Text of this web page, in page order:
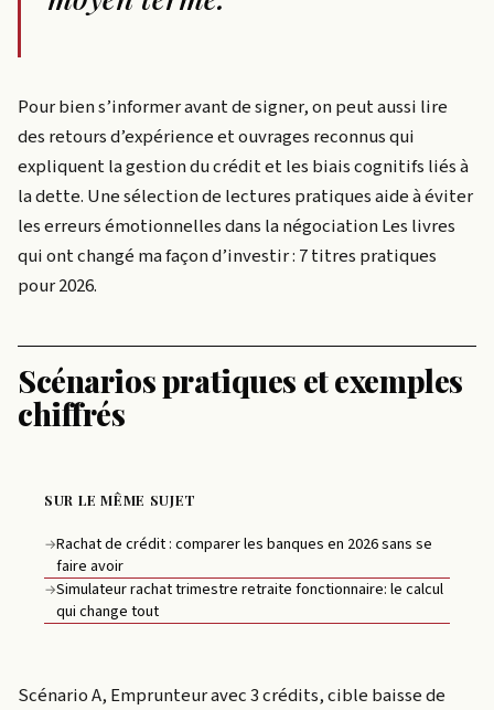
Pour bien s’informer avant de signer, on peut aussi lire
des retours d’expérience et ouvrages reconnus qui
expliquent la gestion du crédit et les biais cognitifs liés à
la dette. Une sélection de lectures pratiques aide à éviter
les erreurs émotionnelles dans la négociation Les livres
qui ont changé ma façon d’investir : 7 titres pratiques
pour 2026.
Scénarios pratiques et exemples
chiffrés
SUR LE MÊME SUJET
→Rachat de crédit : comparer les banques en 2026 sans se
faire avoir
→Simulateur rachat trimestre retraite fonctionnaire: le calcul
qui change tout
Scénario A, Emprunteur avec 3 crédits, cible baisse de